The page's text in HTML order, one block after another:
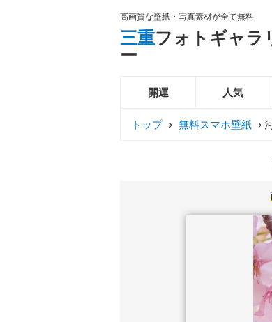
高画質な壁紙・写真素材が全て無料
三重フォトギャラ
ー
開運 人気
トップ › 無料スマホ壁紙 ›